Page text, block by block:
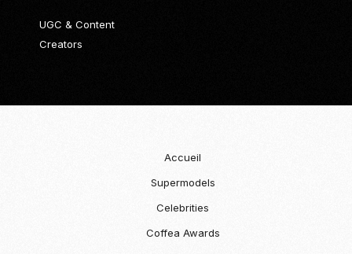
UGC & Content
Creators
Accueil
Supermodels
Celebrities
Coffea Awards